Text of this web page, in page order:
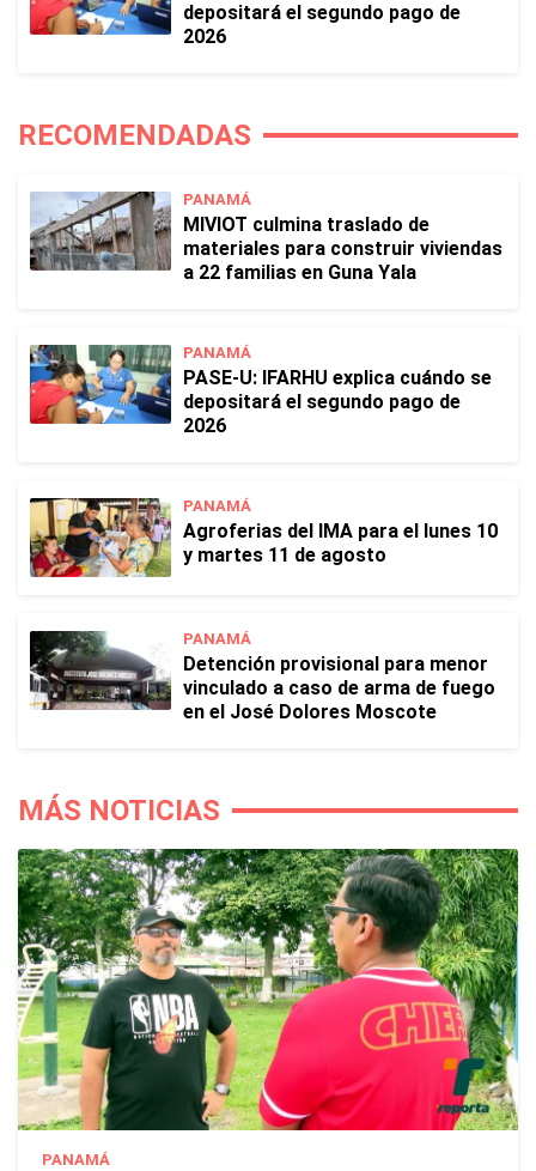
depositará el segundo pago de
2026
RECOMENDADAS
PANAMÁ
MIVIOT culmina traslado de
materiales para construir viviendas
a 22 familias en Guna Yala
PANAMÁ
PASE-U: IFARHU explica cuándo se
depositará el segundo pago de
2026
PANAMÁ
Agroferias del IMA para el lunes 10
y martes 11 de agosto
PANAMÁ
Detención provisional para menor
vinculado a caso de arma de fuego
en el José Dolores Moscote
MÁS NOTICIAS
PANAMÁ